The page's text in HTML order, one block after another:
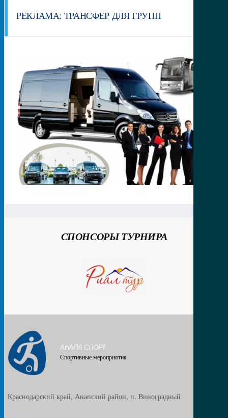
РЕКЛАМА: ТРАНСФЕР ДЛЯ ГРУПП
СПОНСОРЫ ТУРНИРА
АНАПА СПОРТ
Спортивные мероприятия
Краснодарский край, Анапский район, п. Виноградный